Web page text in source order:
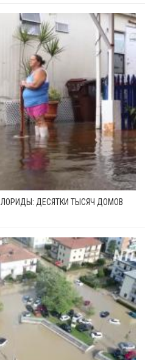
ДЕСЯТКИ ТЫСЯЧ ДОМОВ